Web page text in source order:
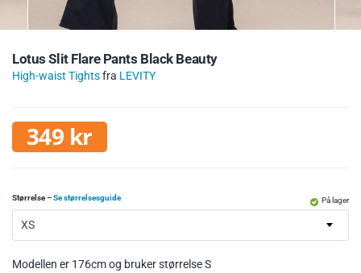
Lotus Slit Flare Pants Black Beauty
High-waist Tightsfra LEVITY
349 kr
Størrelse–Se størrelsesguide
XS
Modellen er 176cm og bruker størrelse S
På lager